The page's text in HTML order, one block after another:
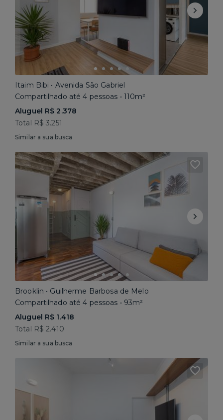
Itaim Bibi • Avenida São Gabriel
Compartilhado até 4 pessoas • 110m²
Aluguel R$ 2.378
Total R$ 3.251
Similar a sua busca
Brooklin • Guilherme Barbosa de Melo
Compartilhado até 4 pessoas • 93m²
Aluguel R$ 1.418
Total R$ 2.410
Similar a sua busca